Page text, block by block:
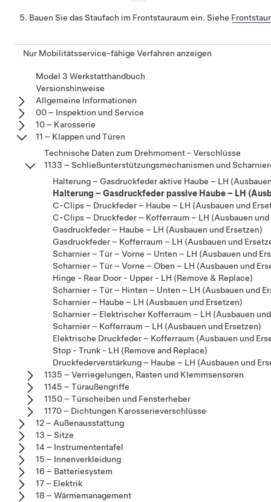
Bauen Sie das Staufach im Frontstauraum ein. Siehe
Nur Mobilitätsservice-fähige Verfahren anzeigen
Model 3 Werkstatthandbuch
Versionshinweise
Allgemeine Informationen
00 – Inspektion und Service
10 – Karosserie
11 – Klappen und Türen
Technische Daten zum Drehmoment - Verschlüsse
1133 – Schließunterstützungsmechanismen und
Halterung – Gasdruckfeder aktive Haube – LH
Halterung – Gasdruckfeder passive Haube – LH
C-Clips – Druckfeder – Haube – LH (Ausbauen und
C-Clips – Druckfeder – Kofferraum – LH (Ausbauen und
Gasdruckfeder – Haube – LH (Ausbauen und Ersetzen)
Gasdruckfeder – Kofferraum – LH (Ausbauen und
Scharnier – Tür – Vorne – Unten – LH (Ausbauen und
Scharnier – Tür – Vorne – Oben – LH (Ausbauen und
Hinge - Rear Door - Upper - LH (Remove & Replace)
Scharnier – Tür – Hinten – Unten – LH (Ausbauen und
Scharnier – Haube – LH (Ausbauen und Ersetzen)
Scharnier – Elektrischer Kofferraum – LH (Ausbauen
Scharnier – Kofferraum – LH (Ausbauen und Ersetzen)
Elektrische Druckfeder – Kofferraum (Ausbauen und
Stop - Trunk - LH (Remove and Replace)
Druckfederverstärkung – Haube – LH (Ausbauen und
1135 – Verriegelungen, Rasten und Klemmsensoren
1145 – Türaußengriffe
1150 – Türscheiben und Fensterheber
1170 – Dichtungen Karosserieverschlüsse
12 – Außenausstattung
13 – Sitze
14 – Instrumententafel
15 – Innenverkleidung
16 – Batteriesystem
17 – Elektrik
18 – Wärmemanagement